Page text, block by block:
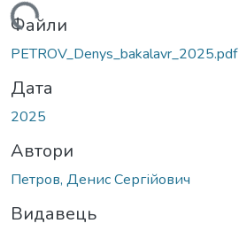
Файли
PETROV_Denys_bakalavr_2025.pdf
Дата
2025
Автори
Петров, Денис Сергійович
Видавець